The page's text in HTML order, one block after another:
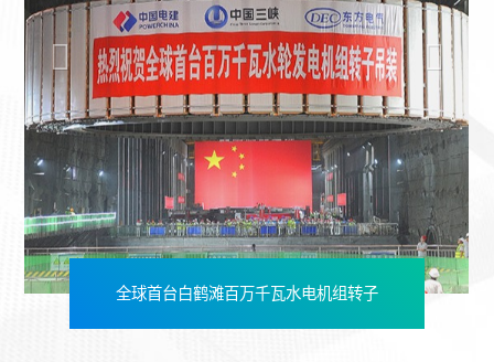
全球首台白鹤滩百万千瓦水电机组转子